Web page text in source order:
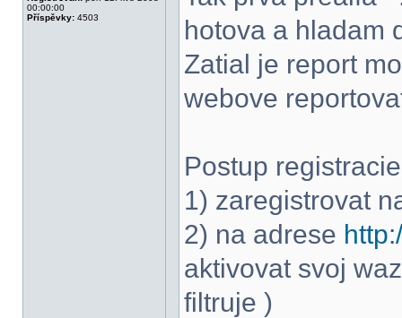
00:00:00
Příspěvky: 4503
hotova a hladam
Zatial je report
webove
Postup
1) zaregistrovat
2) na adrese
aktivovat svoj
filtruje )